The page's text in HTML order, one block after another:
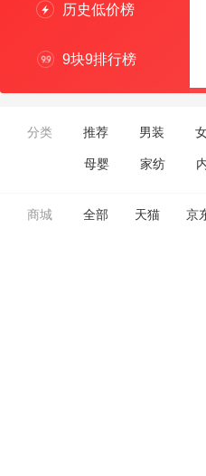
历史低价榜
9块9排行榜
分类 推荐 男装
母婴 家纺
商城 全部 天猫 京